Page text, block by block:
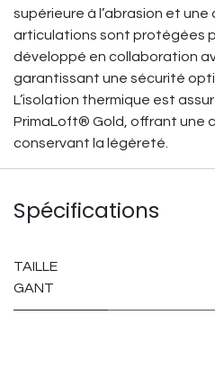
supérieure à l’abrasion et
articulations sont protégées
développé en collaboration
garantissant une sécurité
L’isolation thermique est
PrimaLoft® Gold, offrant une
conservant la légèreté.
Spécifications
TAILLE
GANT